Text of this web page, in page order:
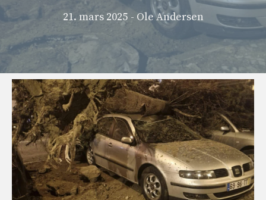
21. mars 2025 - Ole Andersen